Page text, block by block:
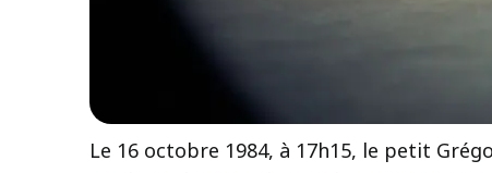
Le 16 octobre 1984, à 17h15, le petit